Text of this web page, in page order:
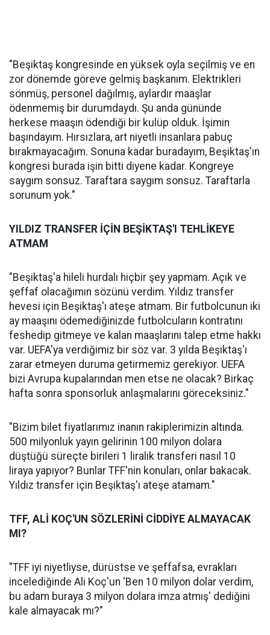
"Beşiktaş kongresinde en yüksek oyla seçilmiş ve en
zor dönemde göreve gelmiş başkanım. Elektrikleri
sönmüş, personel dağılmış, aylardır maaşlar
ödenmemiş bir durumdaydı. Şu anda gününde
herkese maaşın ödendiği bir kulüp olduk. İşimin
başındayım. Hırsızlara, art niyetli insanlara pabuç
bırakmayacağım. Sonuna kadar buradayım, Beşiktaş'ın
kongresi burada işin bitti diyene kadar. Kongreye
saygım sonsuz. Taraftara saygım sonsuz. Taraftarla
sorunum yok."
YILDIZ TRANSFER İÇİN BEŞİKTAŞ'I TEHLİKEYE
ATMAM
"Beşiktaş'a hileli hurdalı hiçbir şey yapmam. Açık ve
şeffaf olacağımın sözünü verdim. Yıldız transfer
hevesi için Beşiktaş'ı ateşe atmam. Bir futbolcunun iki
ay maaşını ödemediğinizde futbolcuların kontratını
feshedip gitmeye ve kalan maaşlarını talep etme hakkı
var. UEFA'ya verdiğimiz bir söz var. 3 yılda Beşiktaş'ı
zarar etmeyen duruma getirmemiz gerekiyor. UEFA
bizi Avrupa kupalarından men etse ne olacak? Birkaç
hafta sonra sponsorluk anlaşmalarını göreceksiniz."
"Bizim bilet fiyatlarımız inanın rakiplerimizin altında.
500 milyonluk yayın gelirinin 100 milyon dolara
düştüğü süreçte birileri 1 liralık transferi nasıl 10
liraya yapıyor? Bunlar TFF'nin konuları, onlar bakacak.
Yıldız transfer için Beşiktaş'ı ateşe atamam."
TFF, ALİ KOÇ'UN SÖZLERİNİ CİDDİYE ALMAYACAK
MI?
"TFF iyi niyetliyse, dürüstse ve şeffafsa, evrakları
incelediğinde Ali Koç'un 'Ben 10 milyon dolar verdim,
bu adam buraya 3 milyon dolara imza atmış' dediğini
kale almayacak mı?"